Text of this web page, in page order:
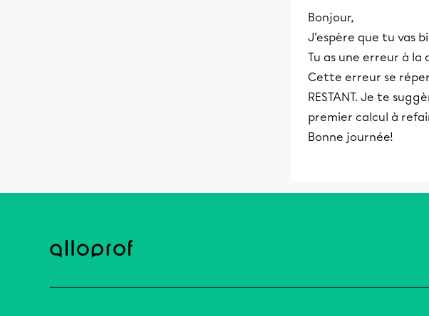
Bonjour,
J'espère que tu vas
Tu as une erreur à
Cette erreur se
RESTANT. Je te
premier calcul à
Bonne journée!